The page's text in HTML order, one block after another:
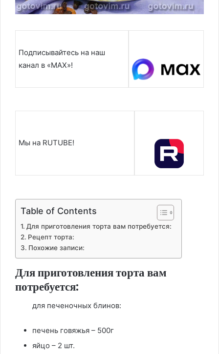
Подписывайтесь на наш
канал в «MAX»!
Мы на RUTUBE!
Table of Contents
Для приготовления торта вам потребуется:
Рецепт торта:
Похожие записи:
Для приготовления торта вам
потребуется:
для печеночных блинов:
печень говяжья – 500г
яйцо – 2 шт.